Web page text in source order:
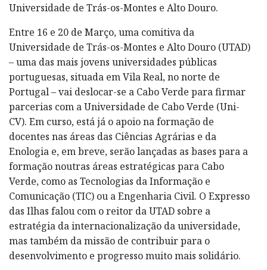
Universidade de Trás-os-Montes e Alto Douro.
Entre 16 e 20 de Março, uma comitiva da
Universidade de Trás-os-Montes e Alto Douro (UTAD)
– uma das mais jovens universidades públicas
portuguesas, situada em Vila Real, no norte de
Portugal – vai deslocar-se a Cabo Verde para firmar
parcerias com a Universidade de Cabo Verde (Uni-
CV). Em curso, está já o apoio na formação de
docentes nas áreas das Ciências Agrárias e da
Enologia e, em breve, serão lançadas as bases para a
formação noutras áreas estratégicas para Cabo
Verde, como as Tecnologias da Informação e
Comunicação (TIC) ou a Engenharia Civil. O Expresso
das Ilhas falou com o reitor da UTAD sobre a
estratégia da internacionalização da universidade,
mas também da missão de contribuir para o
desenvolvimento e progresso muito mais solidário.